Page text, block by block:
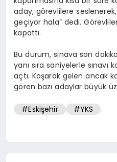
aday, görevlilere
geçiyor hala” dedi.
kapattı.
Bu durum, sınava son
yanı sıra saniyelerle sınavı
açtı. Koşarak gelen ancak
gören bazı adaylar büyük
#Eskişehir #YKS